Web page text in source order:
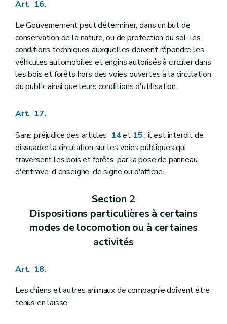
Art. 16.
Le Gouvernement peut déterminer, dans un but de
conservation de la nature, ou de protection du sol, les
conditions techniques auxquelles doivent répondre les
véhicules automobiles et engins autorisés à circuler dans
les bois et forêts hors des voies ouvertes à la circulation
du public ainsi que leurs conditions d'utilisation.
Art. 17.
Sans préjudice des articles 14et 15, il est interdit de
dissuader la circulation sur les voies publiques qui
traversent les bois et forêts, par la pose de panneau,
d'entrave, d'enseigne, de signe ou d'affiche.
Section 2
Dispositions particulières à certains
modes de locomotion ou à certaines
activités
Art. 18.
Les chiens et autres animaux de compagnie doivent être
tenus en laisse.